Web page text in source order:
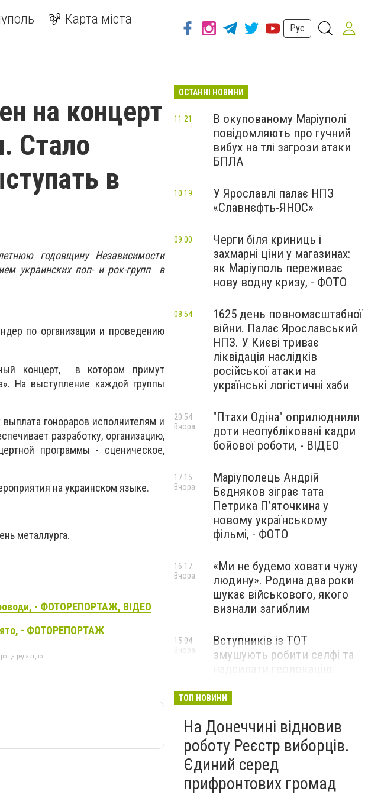
Карта міста
Рус
на концерт
Стало
в
годовщину Независимости
украинских поп- и рок-групп в
по организации и проведению
концерт, в котором примут
На выступление каждой группы
гонораров исполнителям и
разработку, организацию,
программы - сценическое,
на украинском языке.
металлурга.
- ФОТОРЕПОРТАЖ, ВІДЕО
- ФОТОРЕПОРТАЖ
це редакцію
ОСТАННІ НОВИНИ
В окупованому Маріуполі
повідомляють про гучний
вибух на тлі загрози атаки
БПЛА
11:21
У Ярославлі палає НПЗ
«Славнєфть-ЯНОС»
10:19
Черги біля криниць і
захмарні ціни у магазинах:
як Маріуполь переживає
нову водну кризу, - ФОТО
09:00
1625 день повномасштабної
війни. Палає Ярославський
НПЗ. У Києві триває
ліквідація наслідків
російської атаки на
українські логістичні хаби
08:54
"Птахи Одіна" оприлюднили
доти неопубліковані кадри
бойової роботи, - ВІДЕО
20:54
Вчора
Маріуполець Андрій
Бєдняков зіграє тата
Петрика П’яточкина у
новому українському
фільмі, - ФОТО
17:15
Вчора
«Ми не будемо ховати чужу
людину». Родина два роки
шукає військового, якого
визнали загиблим
16:17
Вчора
Вступників із ТОТ
змушують робити селфі та
до МОН
15:04
Вчора
ТОП НОВИНИ
На Донеччині відновив
роботу Реєстр виборців.
Єдиний серед
прифронтових громад